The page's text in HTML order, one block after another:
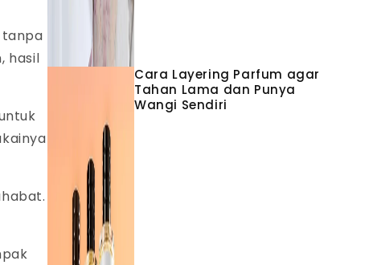
hasil
Cara Layering Parfum agar
Tahan Lama dan Punya
Wangi Sendiri